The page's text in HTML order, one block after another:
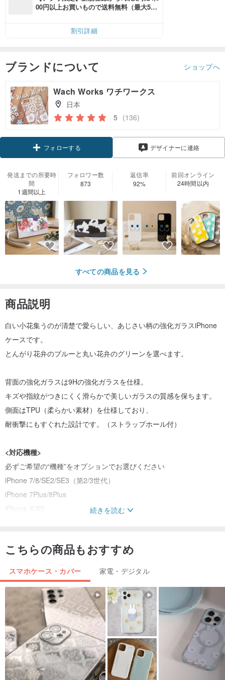
00円以上お買いもので送料無料（最大500
割引詳細
ブランドについて ショップへ
Wach Works ワチワークス
日本
5 (136)
デザイナーに連絡
発送までの所要時
間
1週間以上
フォロワー数
873
返信率
92%
前回オンライン
24時間以内
すべての商品を見る
商品説明
白い小花集うのが清楚で愛らしい、あじさい柄の強化ガラスiPhone
ケースです。
とんがり花弁のブルーと丸い花弁のグリーンを選べます。
背面の強化ガラスは9Hの強化ガラスを仕様。
キズや指紋がつきにくく滑らかで美しいガラスの質感を保ちます。
側面はTPU（柔らかい素材）を仕様しており、
耐衝撃にもすぐれた設計です。（ストラップホール付）
<対応機種>
必ずご希望の“機種”をオプションでお選びください
iPhone 7/8/SE2/SE3（第2/3世代）
iPhone 7Plus/8Plus
iPhone X/XS
iPhone11
iPhone11 Pro Max
iPhone12
iPhone12 Pro
iPhone12 Pro Max
iPhone12 mini
iPhone13
iPhone13 Pro
iPhone13 Pro Max
続きを読む
こちらの商品もおすすめ
スマホケース・カバー 家電・デジタル